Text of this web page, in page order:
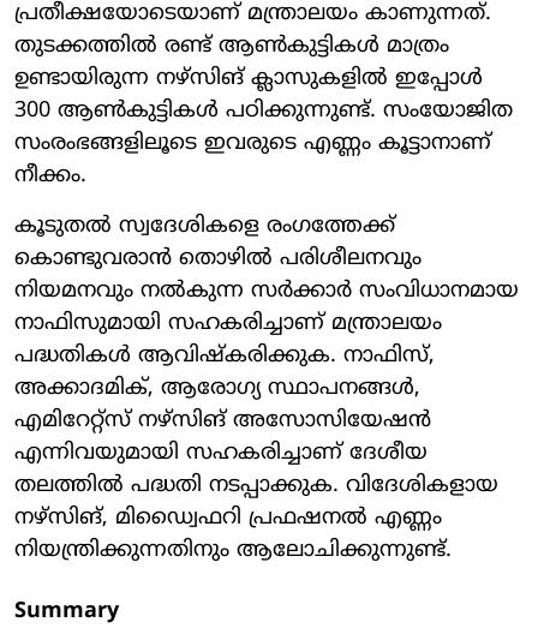
പ്രതീക്ഷയോടെയാണ് മന്ത്രാലയം കാണുന്നത്.
തുടക്കത്തില്‍ രണ്ട് ആണ്‍കുട്ടികള്‍ മാത്രം
ഉണ്ടായിരുന്ന നഴ്‌സിങ് ക്ലാസുകളില്‍ ഇപ്പോള്‍
300 ആണ്‍കുട്ടികള്‍ പഠിക്കുന്നുണ്ട്. സംയോജിത
സംരംഭങ്ങളിലൂടെ ഇവരുടെ എണ്ണം കൂട്ടാനാണ്
നീക്കം.
കൂടുതല്‍ സ്വദേശികളെ രംഗത്തേക്ക്
കൊണ്ടുവരാന്‍ തൊഴില്‍ പരിശീലനവും
നിയമനവും നല്‍കുന്ന സര്‍ക്കാര്‍ സംവിധാനമായ
നാഫിസുമായി സഹകരിച്ചാണ് മന്ത്രാലയം
പദ്ധതികള്‍ ആവിഷ്‌കരിക്കുക. നാഫിസ്,
അക്കാദമിക്, ആരോഗ്യ സ്ഥാപനങ്ങള്‍,
എമിറേറ്റ്സ് നഴ്സിങ് അസോസിയേഷന്‍
എന്നിവയുമായി സഹകരിച്ചാണ് ദേശീയ
തലത്തില്‍ പദ്ധതി നടപ്പാക്കുക. വിദേശികളായ
നഴ്‌സിങ്, മിഡ്വൈഫറി പ്രഫഷനല്‍ എണ്ണം
നിയന്ത്രിക്കുന്നതിനും ആലോചിക്കുന്നുണ്ട്.
Summary